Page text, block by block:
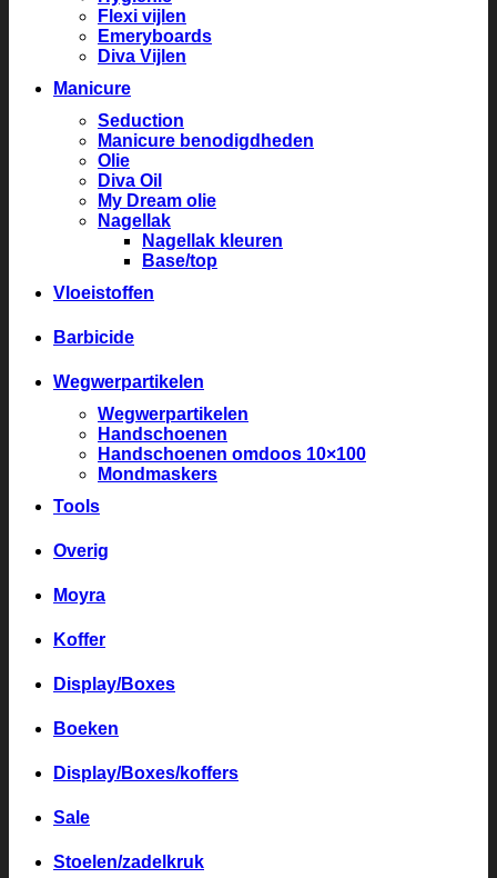
Flexi vijlen
Emeryboards
Diva Vijlen
Manicure
Seduction
Manicure benodigdheden
Olie
Diva Oil
My Dream olie
Nagellak
Nagellak kleuren
Base/top
Vloeistoffen
Barbicide
Wegwerpartikelen
Wegwerpartikelen
Handschoenen
Handschoenen omdoos 10×100
Mondmaskers
Tools
Overig
Moyra
Koffer
Display/Boxes
Boeken
Display/Boxes/koffers
Sale
Stoelen/zadelkruk